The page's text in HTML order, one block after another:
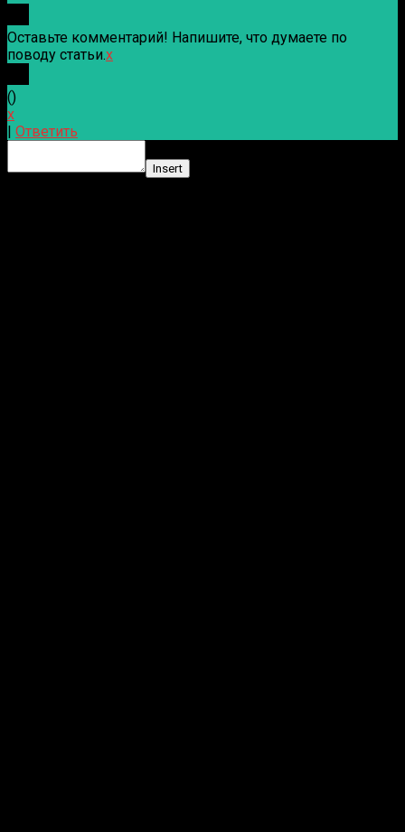
Оставьте комментарий! Напишите, что думаете по
поводу статьи.x
()
x
Ответить
Insert